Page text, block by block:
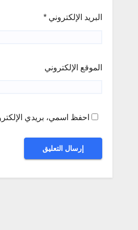
البريد الإلكتروني *
الموقع الإلكتروني
احفظ اسمي، بريدي